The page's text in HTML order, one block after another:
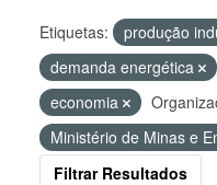
Etiquetas:
produção
demanda energética
economia
Ministério de Minas e
Filtrar Resultados